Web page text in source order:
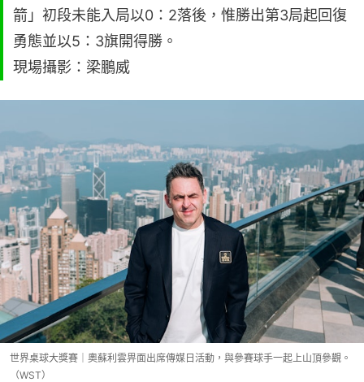
箭」初段未能入局以0：2落後，惟勝出第3局起回復
勇態並以5：3旗開得勝。
現場攝影：梁鵬威
世界桌球大獎賽｜奧蘇利雲畀面出席傳媒日活動，與參賽球手一起上山頂參觀。
（WST）